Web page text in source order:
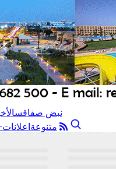
نبض صفاقس
متنوعة